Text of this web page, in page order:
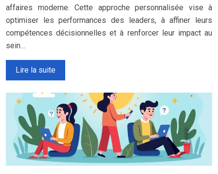
affaires moderne. Cette approche personnalisée vise à
optimiser les performances des leaders, à affiner leurs
compétences décisionnelles et à renforcer leur impact au
sein…
Lire la suite